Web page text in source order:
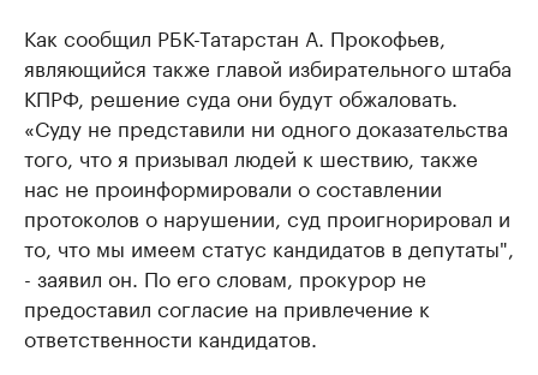
Как сообщил РБК-Татарстан А. Прокофьев,
являющийся также главой избирательного штаба
КПРФ, решение суда они будут обжаловать.
«Суду не представили ни одного доказательства
того, что я призывал людей к шествию, также
нас не проинформировали о составлении
протоколов о нарушении, суд проигнорировал и
то, что мы имеем статус кандидатов в депутаты",
- заявил он. По его словам, прокурор не
предоставил согласие на привлечение к
ответственности кандидатов.